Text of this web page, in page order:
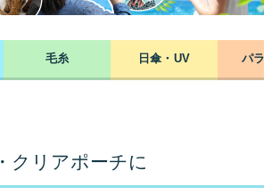
毛糸 日傘・UV パラコ
クリアポーチに